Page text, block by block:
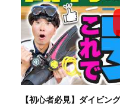
方でも安心して潜れるよ
中！ 2021年マリンダイ
イビングスクール」部門
ター」部門
「国内ダイ
部門
「国内ダイビング
達成！ ――――――――――――――――― パパラギダイ
ビングスクール 本店 神
はコチラ